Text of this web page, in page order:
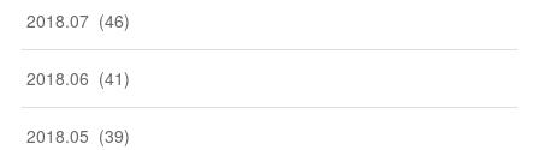
2018.07 (46)
2018.06 (41)
2018.05 (39)